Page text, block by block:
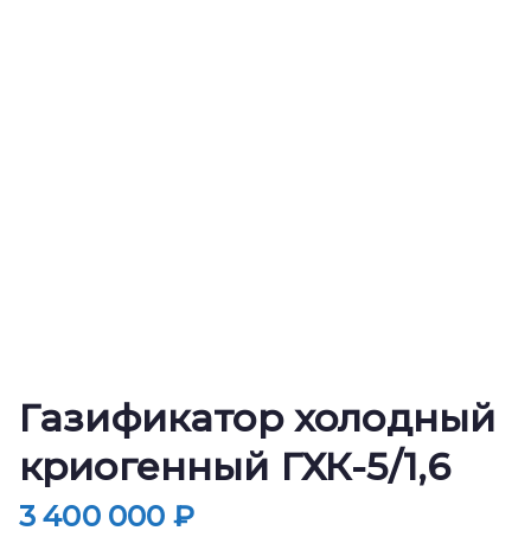
Газификатор холодный
криогенный ГХК-5/1,6
3 400 000 ₽